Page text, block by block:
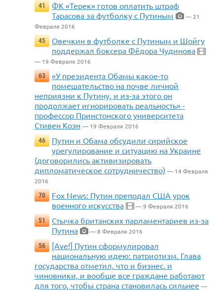
41
ФК «Терек» готов оплатить штраф
Тарасова за футболку с Путиным
— 21
Февраля 2016
45
Овечкин в футболке с Путиным и Шойгу
поддержал боксера Фёдора Чудинова
— 19 Февраля 2016
63
«У президента Обамы какое-то
помешательство на почве личной
неприязни к Путину, и из-за этого он
продолжает игнорировать реальность» -
профессор Принстонского университета
Стивен Коэн — 19 Февраля 2016
46
Путин и Обама обсудили сирийское
урегулирование и ситуацию на Украине
(договорились активизировать
дипломатическое сотрудничество) — 14 Февраля
2016
70
Fox News: Путин преподал США урок
военного искусства
— 9 Февраля 2016
51
Стычка британских парламентариев из-за
Путина
— 8 Февраля 2016
56
[Ave!] Путин сформулировал
национальную идею: патриотизм. Глава
государства отметил, что и бизнес, и
чиновники, и вообще все граждане работают
для того, чтобы страна становилась сильнее —